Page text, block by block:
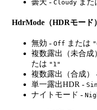
Cloudy
HdrMode（HDRモード）
無効 - Off または
複数露出（未合成
たは "1"
複数露出（合成）
単一露出HDR -
ナイトモード -